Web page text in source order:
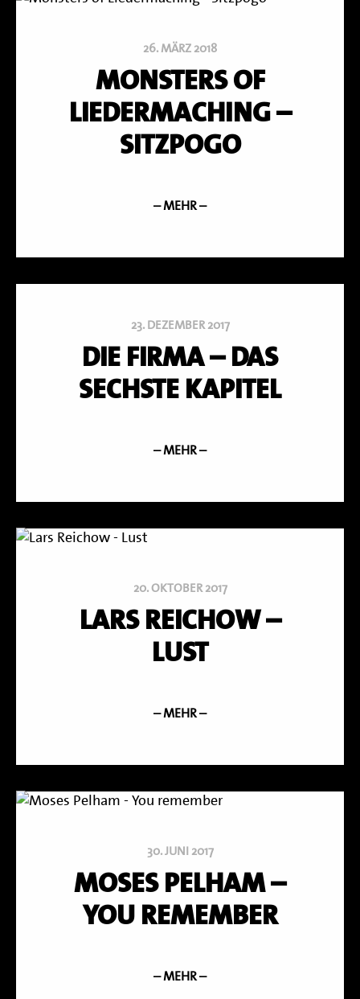
26. MÄRZ 2018
MONSTERS OF
LIEDERMACHING –
SITZPOGO
– MEHR –
23. DEZEMBER 2017
DIE FIRMA – DAS
SECHSTE KAPITEL
– MEHR –
20. OKTOBER 2017
LARS REICHOW –
LUST
– MEHR –
30. JUNI 2017
MOSES PELHAM –
YOU REMEMBER
– MEHR –